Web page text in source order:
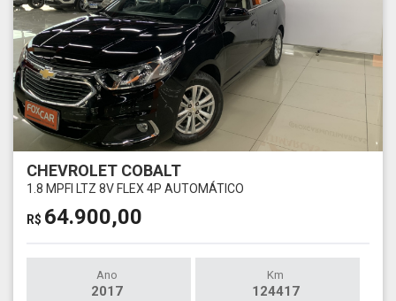
CHEVROLET COBALT
1.8 MPFI LTZ 8V FLEX 4P AUTOMÁTICO
R$ 64.900,00
Ano
2017
Km
124417